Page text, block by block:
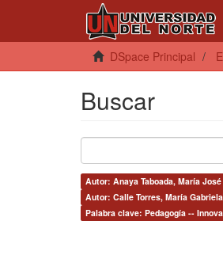
DSpace Principal
Buscar
Autor: Anaya Taboada, María José
Autor: Calle Torres, María
Palabra clave: Pedagogía --